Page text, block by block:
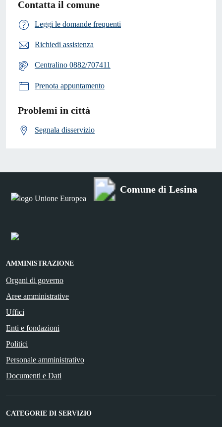
Contatta il comune
Leggi le domande frequenti
Richiedi assistenza
Centralino 0882/707411
Prenota appuntamento
Problemi in città
Segnala disservizio
Comune di Lesina
AMMINISTRAZIONE
Organi di governo
Aree amministrative
Uffici
Enti e fondazioni
Politici
Personale amministrativo
Documenti e Dati
CATEGORIE DI SERVIZIO